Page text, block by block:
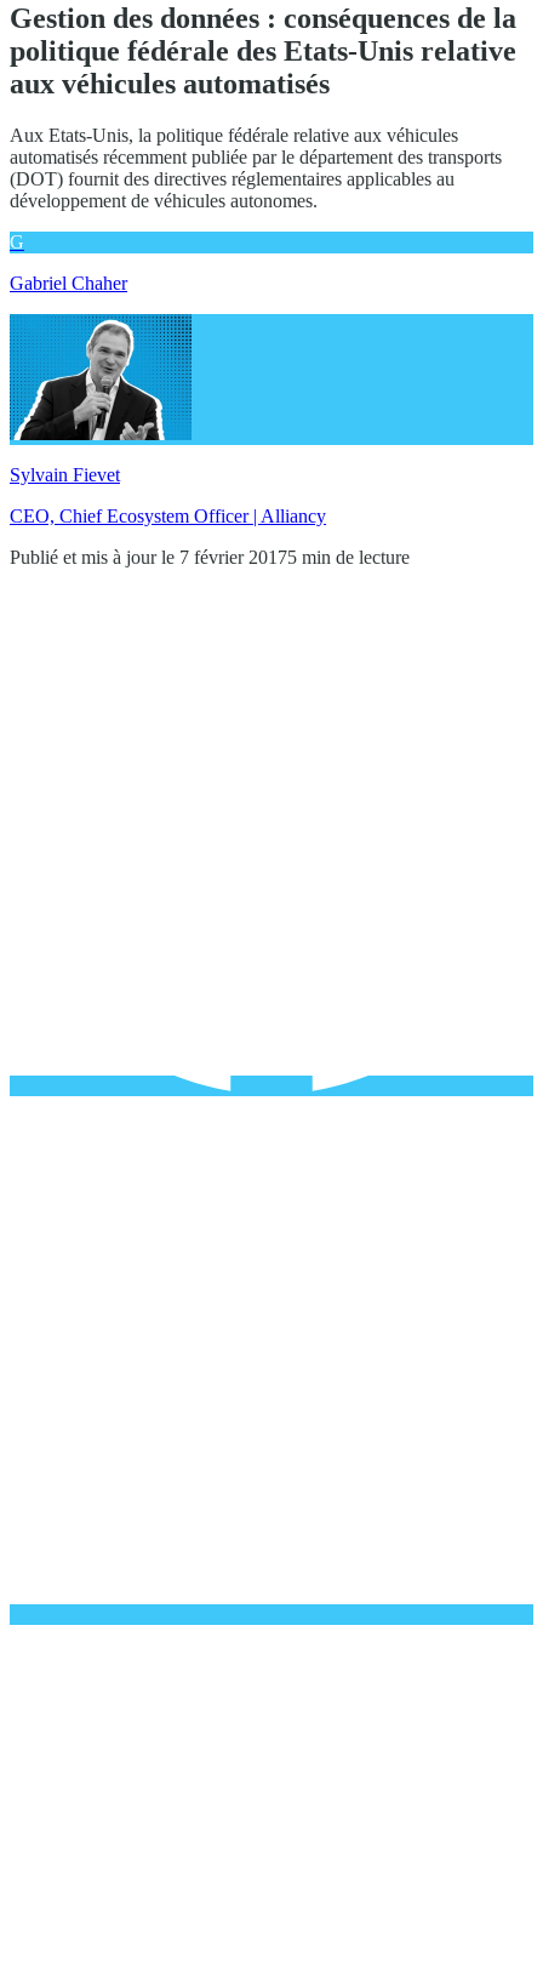
Gestion des données : conséquences de la
politique fédérale des Etats-Unis relative
aux véhicules automatisés
Aux Etats-Unis, la politique fédérale relative aux véhicules
automatisés récemment publiée par le département des transports
(DOT) fournit des directives réglementaires applicables au
développement de véhicules autonomes.
G
Gabriel Chaher
Sylvain Fievet
CEO, Chief Ecosystem Officer | Alliancy
Publié et mis à jour le 7 février 20175 min de lecture